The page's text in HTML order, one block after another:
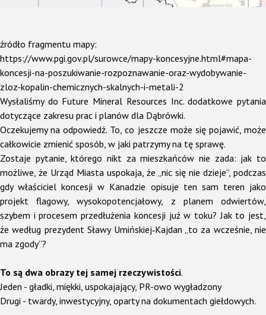
źródło fragmentu mapy:
https://www.pgi.gov.pl/surowce/mapy-koncesyjne.html#mapa-
koncesji-na-poszukiwanie-rozpoznawanie-oraz-wydobywanie-
zloz-kopalin-chemicznych-skalnych-i-metali-2
Wysłaliśmy do Future Mineral Resources Inc. dodatkowe pytania
dotyczące zakresu prac i planów dla Dąbrówki.
Oczekujemy na odpowiedź. To, co jeszcze może się pojawić, może
całkowicie zmienić sposób, w jaki patrzymy na tę sprawę.
Zostaje pytanie, którego nikt za mieszkańców nie zada: jak to
możliwe, że Urząd Miasta uspokaja, że „nic się nie dzieje”, podczas
gdy właściciel koncesji w Kanadzie opisuje ten sam teren jako
projekt flagowy, wysokopotencjałowy, z planem odwiertów,
szybem i procesem przedłużenia koncesji już w toku? Jak to jest,
że według prezydent Sławy Umińskiej‑Kajdan „to za wcześnie, nie
ma zgody”?
To są dwa obrazy tej samej rzeczywistości.
Jeden - gładki, miękki, uspokajający, PR-owo wygładzony
Drugi - twardy, inwestycyjny, oparty na dokumentach giełdowych.